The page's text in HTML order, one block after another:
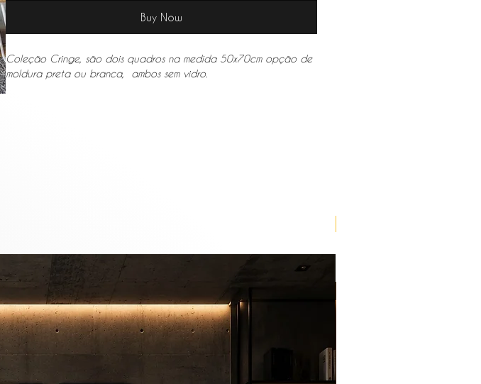
Buy Now
Coleção Cringe, são dois quadros na medida 50x70cm opção de
moldura preta ou branca, ambos sem vidro.